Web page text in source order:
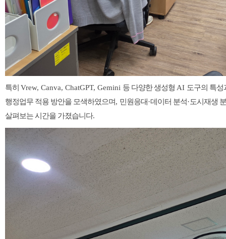
특히 Vrew, Canva, ChatGPT, Gemini 등 다양한 생성형 AI 도구의 특
행정업무 적용 방안을 모색하였으며, 민원응대·데이터 분석·도시재생
살펴보는 시간을 가졌습니다.